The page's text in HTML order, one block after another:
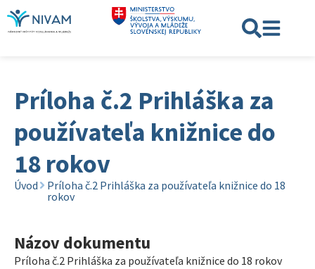
Príloha č.2 Prihláška za
používateľa knižnice do
18 rokov
Úvod
Príloha č.2 Prihláška za používateľa knižnice do 18
rokov
Názov dokumentu
Príloha č.2 Prihláška za používateľa knižnice do 18 rokov